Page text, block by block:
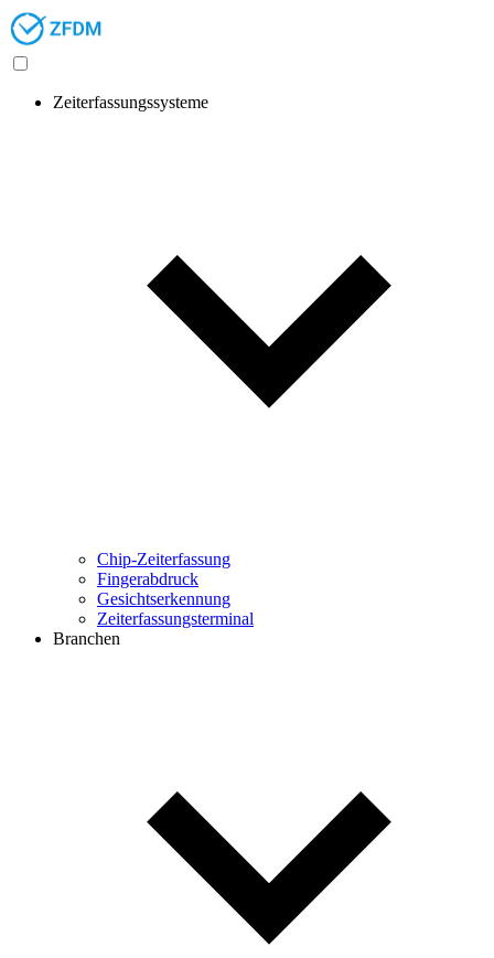
Zeiterfassungssysteme
Chip-Zeiterfassung
Fingerabdruck
Gesichtserkennung
Zeiterfassungsterminal
Branchen